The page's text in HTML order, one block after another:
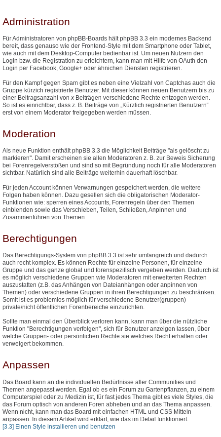
Administration
Für Administratoren von phpBB-Boards hält phpBB 3.3 ein modernes Backend
bereit, dass genauso wie der Frontend-Style mit dem Smartphone oder Tablet,
wie auch mit dem Desktop-Computer bedienbar ist. Um neuen Nutzern den
Login bzw. die Registration zu erleichtern, kann man mit Hilfe von OAuth den
Login per Facebook, Google+ oder ähnichen Diensten registrieren.
Für den Kampf gegen Spam gibt es neben eine Vielzahl von Captchas auch die
Gruppe kürzich registrierte Benutzer. Mit dieser können neuen Benutzern bis zu
einer Beitragsanzahl vonx Beiträgen verschiedene Rechte entzogen werden.
So ist es einrichtbar, dass z. B. Beiträge von „Kürzlich registrierten Benutzern“
erst von einem Moderator freigegeben werden müssen.
Moderation
Als neue Funktion enthält phpBB 3.3 die Möglichkeit Beiträge "als gelöscht zu
markieren". Damit erscheinen sie allen Moderatoren z. B. zur Beweis Sicherung
bei Forenregelverstößen und sind so mit Begründung noch für alle Moderatoren
sichtbar. Natürlich sind alle Beiträge weiterhin dauerhaft löschbar.
Für jeden Account können Verwarnungen gespeichert werden, die weitere
Folgen haben können. Dazu gesellen sich die obligatorischen Moderator-
Funktionen wie: sperren eines Accounts, Forenregeln über den Themen
einblenden sowie das Verschieben, Teilen, Schließen, Anpinnen und
Zusammenführen von Themen.
Berechtigungen
Das Berechtigungs-System von phpBB 3.3 ist sehr umfangreich und dadurch
auch recht komplex. Es können Rechte für einzelne Personen, für einzelne
Gruppe und das ganze global und forenspezifisch vergeben werden. Dadurch ist
es möglich verschiedene Gruppen wie Moderatoren mit erweiterten Rechten
auszustatten (z.B. das Anhängen von Dateianhängen oder anpinnen von
Themen) oder verschiedene Gruppen in ihren Berechtigungen zu beschränken.
Somit ist es problemlos möglich für verschiedene Benutzer(gruppen)
private/nicht öffentlichen Forenbereiche einzurichten.
Sollte man einmal den Überblick verloren kann, kann man über die nützliche
Funktion "Berechtigungen verfolgen", sich für Benutzer anzeigen lassen, über
welche Gruppen- oder persönlichen Rechte sie welches Recht erhalten oder
verweigert bekommen.
Anpassen
Das Board kann an die individuellen Bedürfnisse aller Communities und
Themen angepasst werden. Egal ob es ein Forum zu Gartenpflanzen, zu einem
Computerspiel oder zu Medizin ist, für fast jedes Thema gibt es viele Styles, die
das Forum optisch von anderen Foren abheben und an das Thema anpassen.
Wenn nicht, kann man das Board mit einfachen HTML und CSS Mitteln
anpassen. In diesem Artikel wird erklärt, wie das im Detail funktioniert:
[3.3] Einen Style installieren und benutzen